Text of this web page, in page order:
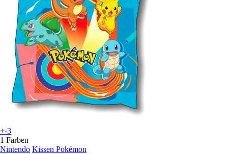
+-3
1 Farben
Nintendo Kissen Pokémon